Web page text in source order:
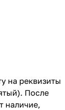
на реквизиты
После
наличие,